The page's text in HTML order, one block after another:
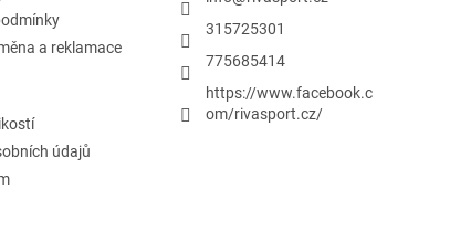
a reklamace
údajů
315725301
775685414
https://www.facebook.c
om/rivasport.cz/